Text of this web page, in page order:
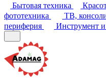
Бытовая техника
фототехника
ТВ,
периферия
Инструмент и